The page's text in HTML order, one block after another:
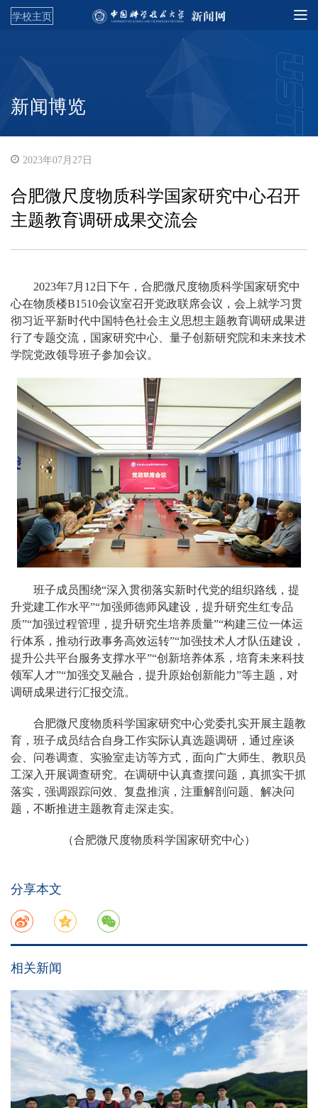
学校主页
新闻博览
2023年07月27日
合肥微尺度物质科学国家研究中心召开
主题教育调研成果交流会
2023年7月12日下午，合肥微尺度物质科学国家研究中
心在物质楼B1510会议室召开党政联席会议，会上就学习贯
彻习近平新时代中国特色社会主义思想主题教育调研成果进
行了专题交流，国家研究中心、量子创新研究院和未来技术
学院党政领导班子参加会议。
班子成员围绕“深入贯彻落实新时代党的组织路线，提
升党建工作水平”“加强师德师风建设，提升研究生红专品
质”“加强过程管理，提升研究生培养质量”“构建三位一体运
行体系，推动行政事务高效运转”“加强技术人才队伍建设，
提升公共平台服务支撑水平”“创新培养体系，培育未来科技
领军人才”“加强交叉融合，提升原始创新能力”等主题，对
调研成果进行汇报交流。
合肥微尺度物质科学国家研究中心党委扎实开展主题教
育，班子成员结合自身工作实际认真选题调研，通过座谈
会、问卷调查、实验室走访等方式，面向广大师生、教职员
工深入开展调查研究。在调研中认真查摆问题，真抓实干抓
落实，强调跟踪问效、复盘推演，注重解剖问题、解决问
题，不断推进主题教育走深走实。
（合肥微尺度物质科学国家研究中心）
分享本文
相关新闻